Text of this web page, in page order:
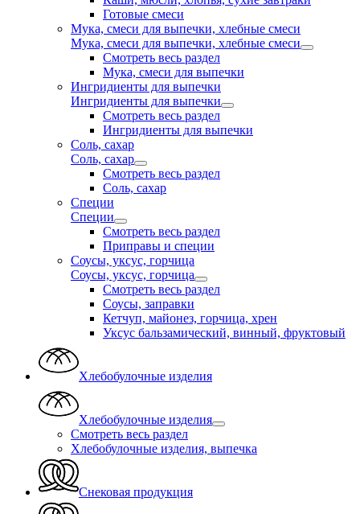
Готовые смеси
Мука, смеси для выпечки, хлебные смеси
Мука, смеси для выпечки, хлебные смеси
Смотреть весь раздел
Мука, смеси для выпечки
Ингридиенты для выпечки
Ингридиенты для выпечки
Смотреть весь раздел
Ингридиенты для выпечки
Соль, сахар
Соль, сахар
Смотреть весь раздел
Соль, сахар
Специи
Специи
Смотреть весь раздел
Приправы и специи
Соусы, уксус, горчица
Соусы, уксус, горчица
Смотреть весь раздел
Соусы, заправки
Кетчуп, майонез, горчица, хрен
Уксус бальзамический, винный, фруктовый
Хлебобулочные изделия
Хлебобулочные изделия
Смотреть весь раздел
Хлебобулочные изделия, выпечка
Снековая продукция